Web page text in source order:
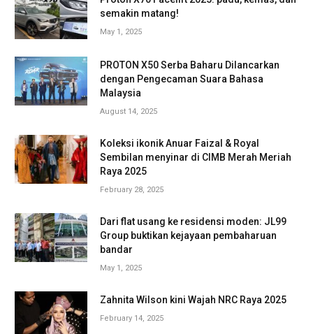
semakin matang!
May 1, 2025
PROTON X50 Serba Baharu Dilancarkan
dengan Pengecaman Suara Bahasa
Malaysia
August 14, 2025
Koleksi ikonik Anuar Faizal & Royal
Sembilan menyinar di CIMB Merah Meriah
Raya 2025
February 28, 2025
Dari flat usang ke residensi moden: JL99
Group buktikan kejayaan pembaharuan
bandar
May 1, 2025
Zahnita Wilson kini Wajah NRC Raya 2025
February 14, 2025